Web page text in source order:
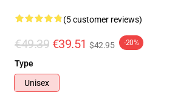
(5 customer reviews)
€49.39 €39.51 $42.95 -20%
Type
Unisex